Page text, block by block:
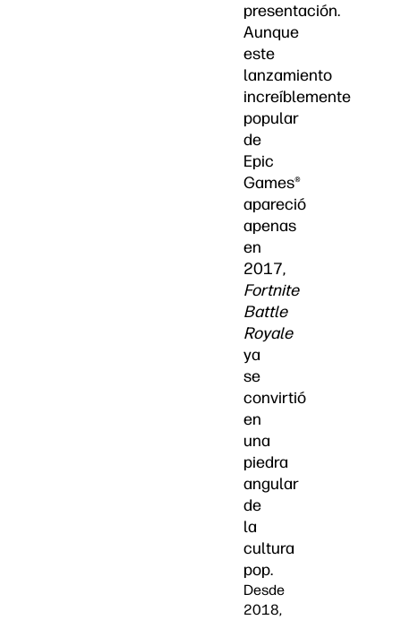
presentación.
Aunque
este
lanzamiento
increíblemente
popular
de
Epic
Games®
apareció
apenas
en
2017,
Fortnite
Battle
Royale
ya
se
convirtió
en
una
piedra
angular
de
la
cultura
pop.
Desde
2018,